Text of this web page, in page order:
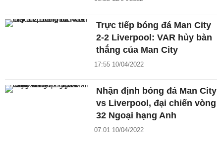
Trực tiếp bóng đá Man City
2-2 Liverpool: VAR hủy bàn
thắng của Man City
17:55 10/04/2022
Nhận định bóng đá Man City
vs Liverpool, đại chiến vòng
32 Ngoại hạng Anh
07:01 10/04/2022